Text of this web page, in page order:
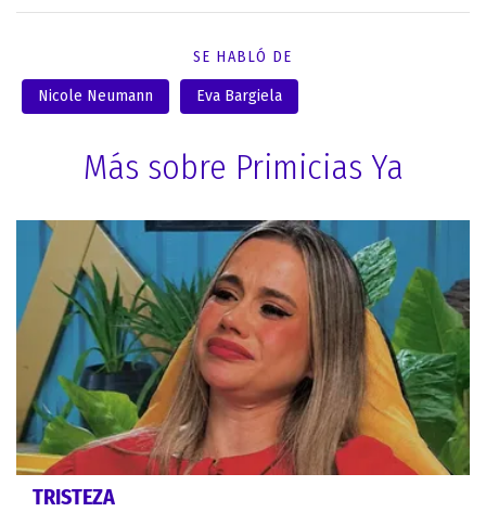
SE HABLÓ DE
Nicole Neumann Eva Bargiela
Más sobre Primicias Ya
TRISTEZA